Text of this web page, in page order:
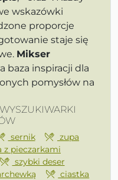
wskazówki
proporcje
staje się
Mikser
baza inspiracji dla
pomysłów na
sernik
zupa
z pieczarkami
szybki deser
ciastka